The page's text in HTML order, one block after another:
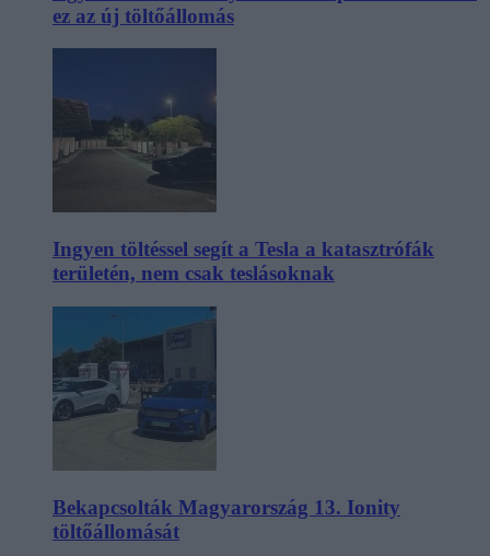
ez az új töltőállomás
Ingyen töltéssel segít a Tesla a katasztrófák
területén, nem csak teslásoknak
Bekapcsolták Magyarország 13. Ionity
töltőállomását